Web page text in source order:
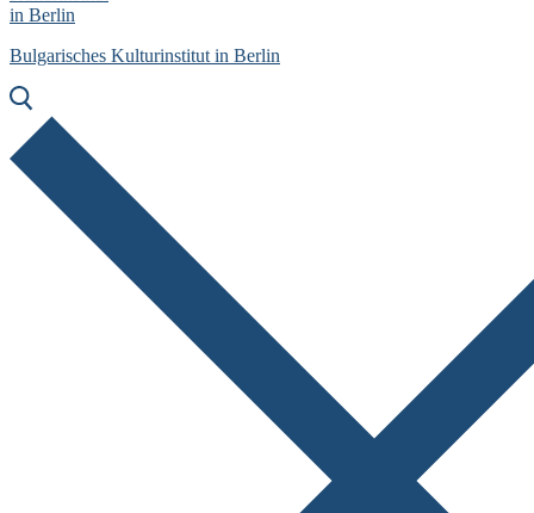
Bulgarisches Kulturinstitut in Berlin